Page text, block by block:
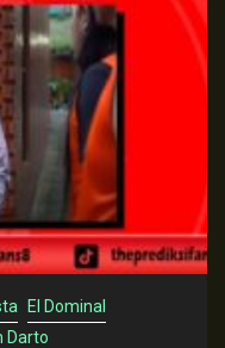
El Dominal
Darto